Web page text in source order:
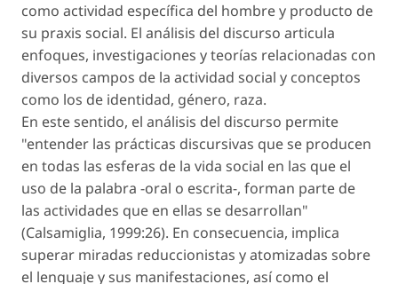
como actividad específica del hombre y producto de
su praxis social. El análisis del discurso articula
enfoques, investigaciones y teorías relacionadas con
diversos campos de la actividad social y conceptos
como los de identidad, género, raza.
En este sentido, el análisis del discurso permite
"entender las prácticas discursivas que se producen
en todas las esferas de la vida social en las que el
uso de la palabra -oral o escrita-, forman parte de
las actividades que en ellas se desarrollan"
(Calsamiglia, 1999:26). En consecuencia, implica
superar miradas reduccionistas y atomizadas sobre
el lenguaje y sus manifestaciones, así como el